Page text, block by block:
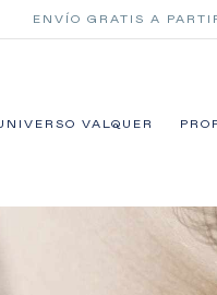
ENVÍO GRATIS A
VALQUER